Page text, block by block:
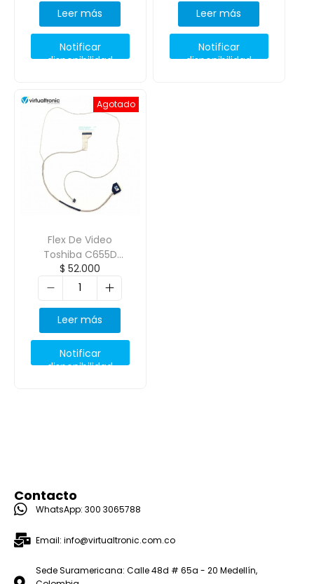
Leer más
Notificar
disponibilidad
Leer más
Notificar
disponibilidad
Agotado
Flex De Video
Toshiba C655D
C655 C650 Pn:
6017B0265501
$ 52.000
Leer más
Notificar
disponibilidad
Contacto
WhatsApp: 300 3065788
Email: info@virtualtronic.com.co
Sede Suramericana: Calle 48d # 65a - 20 Medellín,